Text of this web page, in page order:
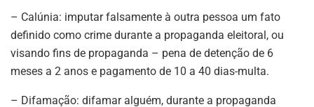
– Calúnia: imputar falsamente à outra pessoa um fato
definido como crime durante a propaganda eleitoral, ou
visando fins de propaganda – pena de detenção de 6
meses a 2 anos e pagamento de 10 a 40 dias-multa.
– Difamação: difamar alguém, durante a propaganda